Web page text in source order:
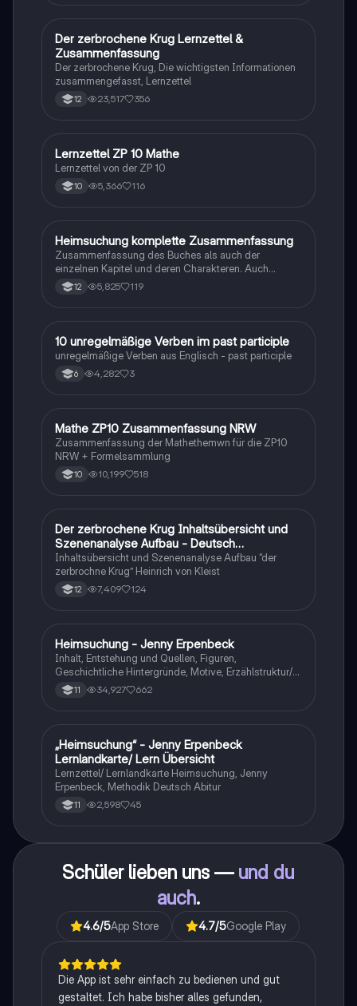
Deutsch
Der zerbrochene Krug Lernzettel &
Zusammenfassung
Der zerbrochene Krug, Die wichtigsten Informationen
zusammengefasst, Lernzettel
12 23,517 356
Mathe
Lernzettel ZP 10 Mathe
Lernzettel von der ZP 10
10 5,366 116
Deutsch
Heimsuchung komplette Zusammenfassung
Zusammenfassung des Buches als auch der
einzelnen Kapitel und deren Charakteren. Auch
tabellarisch. Im Unterricht ohne KI erstellt
12 5,825 119
1 Englisch
10 unregelmäßige Verben im past participle
unregelmäßige Verben aus Englisch - past participle
6 4,282 3
Mathe
Mathe ZP10 Zusammenfassung NRW
Zusammenfassung der Mathethemwn für die ZP10
NRW + Formelsammlung
10 10,199 518
Deutsch
Der zerbrochene Krug Inhaltsübersicht und
Szenenanalyse Aufbau - Deutsch
Q1/Q2/Abitur
Inhaltsübersicht und Szenenanalyse Aufbau “der
zerbrochne Krug” Heinrich von Kleist
12 7,409 124
Deutsch
Heimsuchung - Jenny Erpenbeck
Inhalt, Entstehung und Quellen, Figuren,
Geschichtliche Hintergründe, Motive, Erzählstruktur/-
stil 11 34,927 662
Deutsch
„Heimsuchung“ - Jenny Erpenbeck
Lernlandkarte/ Lern Übersicht
Lernzettel/ Lernlandkarte Heimsuchung, Jenny
Erpenbeck, Methodik Deutsch Abitur
11 2,598 45
Schüler lieben uns — und du
auch.
4.6/5App Store 4.7/5Google Play
Die App ist sehr einfach zu bedienen und gut
gestaltet. Ich habe bisher alles gefunden,